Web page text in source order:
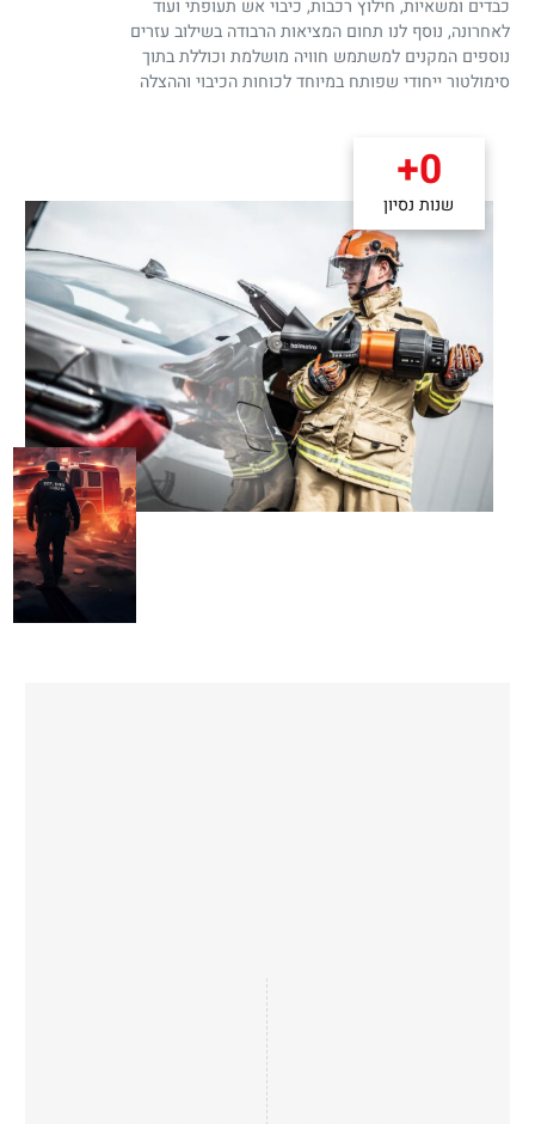
כבדים ומשאיות, חילוץ רכבות, כיבוי אש תעופתי ועוד
לאחרונה, נוסף לנו תחום המציאות הרבודה בשילוב עזרים
נוספים המקנים למשתמש חוויה מושלמת וכוללת בתוך
סימולטור ייחודי שפותח במיוחד לכוחות הכיבוי וההצלה
שנות נסיון
0
+